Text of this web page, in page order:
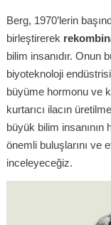
Berg, 1970’lerin
birleştirerek
bilim insanıdır. Onun
biyoteknoloji
büyüme hormonu ve
kurtarıcı ilacın
büyük bilim insanının
önemli buluşlarını ve
inceleyeceğiz.